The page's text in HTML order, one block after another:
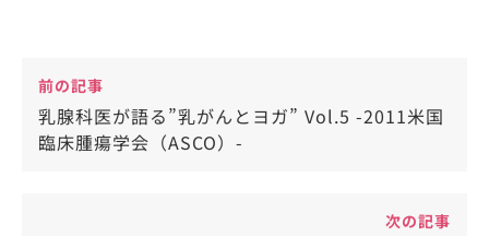
前の記事
乳腺科医が語る”乳がんとヨガ” Vol.5 -2011米国
臨床腫瘍学会（ASCO）-
次の記事